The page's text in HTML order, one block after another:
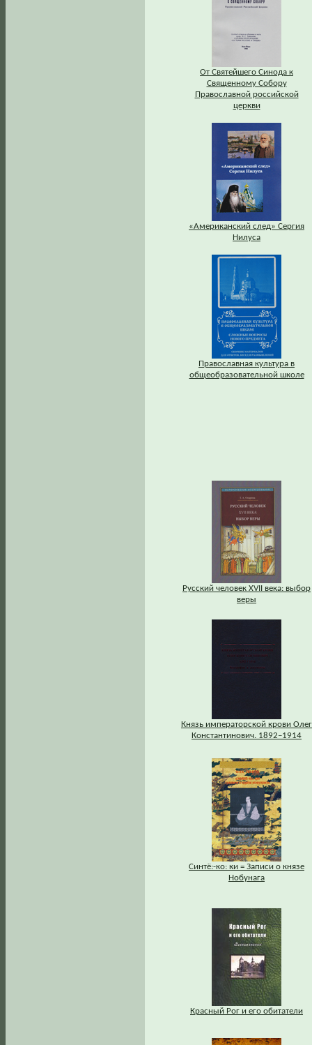
От Святейшего Синода к
Священному Собору
Православной российской
церкви
«Американский след» Сергия
Нилуса
Православная культура в
общеобразовательной школе
Русский человек XVII века: выбор
веры
Князь императорской крови Олег
Константинович. 1892–1914
Синтё:-ко: ки = Записи о князе
Нобунага
Красный Рог и его обитатели